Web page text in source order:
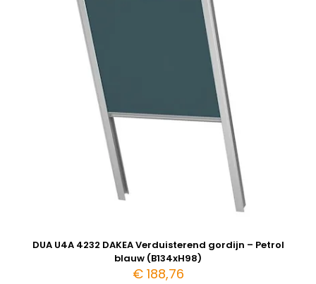
DUA U4A 4232 DAKEA Verduisterend gordijn – Petrol
blauw (B134xH98)
€188,76